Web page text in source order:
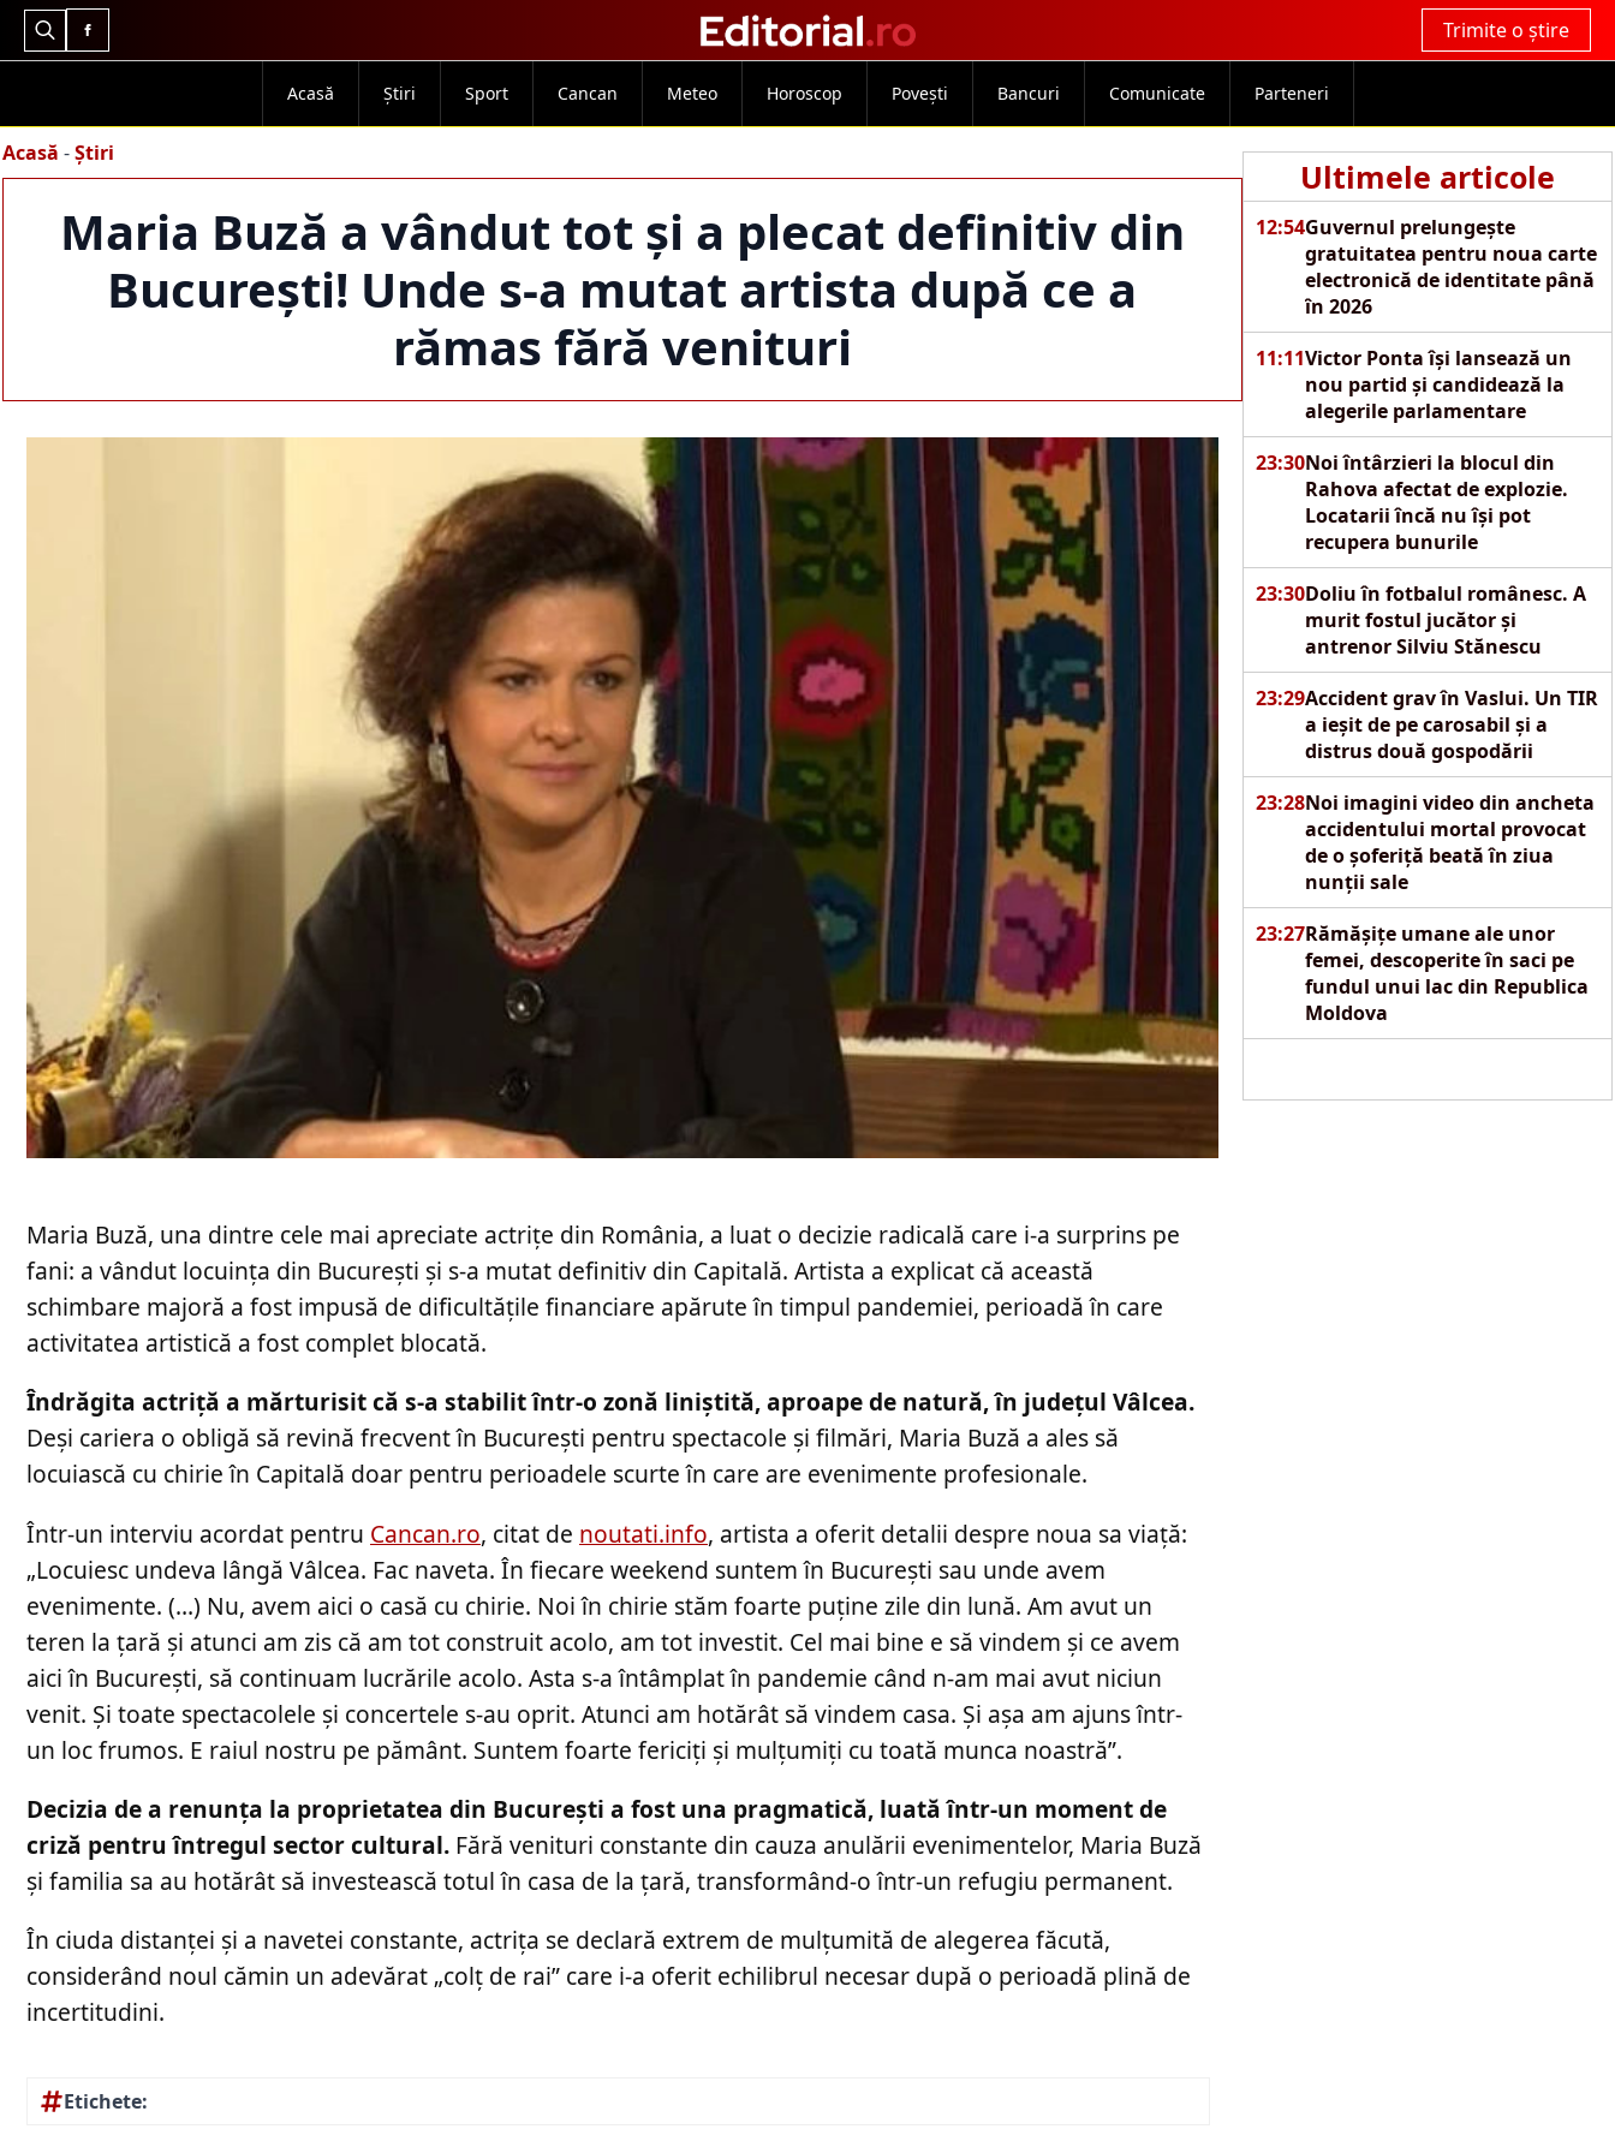
Search
Trimite o știre
Acasă Știri Sport Cancan Meteo Horoscop Povești Bancuri Comunicate Parteneri
Acasă -Știri
Maria Buză a vândut tot și a plecat definitiv din
București! Unde s-a mutat artista după ce a
rămas fără venituri
Ultimele articole
12:54Guvernul prelungește
gratuitatea pentru noua carte
electronică de identitate până
în 2026
11:11Victor Ponta își lansează un
nou partid și candidează la
alegerile parlamentare
23:30Noi întârzieri la blocul din
Rahova afectat de explozie.
Locatarii încă nu își pot
recupera bunurile
23:30Doliu în fotbalul românesc. A
murit fostul jucător și
antrenor Silviu Stănescu
23:29Accident grav în Vaslui. Un TIR
a ieșit de pe carosabil și a
distrus două gospodării
23:28Noi imagini video din ancheta
accidentului mortal provocat
de o șoferiță beată în ziua
nunții sale
23:27Rămășițe umane ale unor
femei, descoperite în saci pe
fundul unui lac din Republica
Moldova
Maria Buză, una dintre cele mai apreciate actrițe din România, a luat o decizie radicală care i-a surprins pe
fani: a vândut locuința din București și s-a mutat definitiv din Capitală. Artista a explicat că această
schimbare majoră a fost impusă de dificultățile financiare apărute în timpul pandemiei, perioadă în care
activitatea artistică a fost complet blocată.
Îndrăgita actriță a mărturisit că s-a stabilit într-o zonă liniștită, aproape de natură, în județul Vâlcea.
Deși cariera o obligă să revină frecvent în București pentru spectacole și filmări, Maria Buză a ales să
locuiască cu chirie în Capitală doar pentru perioadele scurte în care are evenimente profesionale.
Într-un interviu acordat pentru Cancan.ro, citat de noutati.info, artista a oferit detalii despre noua sa viață:
„Locuiesc undeva lângă Vâlcea. Fac naveta. În fiecare weekend suntem în București sau unde avem
evenimente. (…) Nu, avem aici o casă cu chirie. Noi în chirie stăm foarte puține zile din lună. Am avut un
teren la țară și atunci am zis că am tot construit acolo, am tot investit. Cel mai bine e să vindem și ce avem
aici în București, să continuam lucrările acolo. Asta s-a întâmplat în pandemie când n-am mai avut niciun
venit. Și toate spectacolele și concertele s-au oprit. Atunci am hotărât să vindem casa. Și așa am ajuns într-
un loc frumos. E raiul nostru pe pământ. Suntem foarte fericiți și mulțumiți cu toată munca noastră”.
Decizia de a renunța la proprietatea din București a fost una pragmatică, luată într-un moment de
criză pentru întregul sector cultural. Fără venituri constante din cauza anulării evenimentelor, Maria Buză
și familia sa au hotărât să investească totul în casa de la țară, transformând-o într-un refugiu permanent.
În ciuda distanței și a navetei constante, actrița se declară extrem de mulțumită de alegerea făcută,
considerând noul cămin un adevărat „colț de rai” care i-a oferit echilibrul necesar după o perioadă plină de
incertitudini.
Etichete: